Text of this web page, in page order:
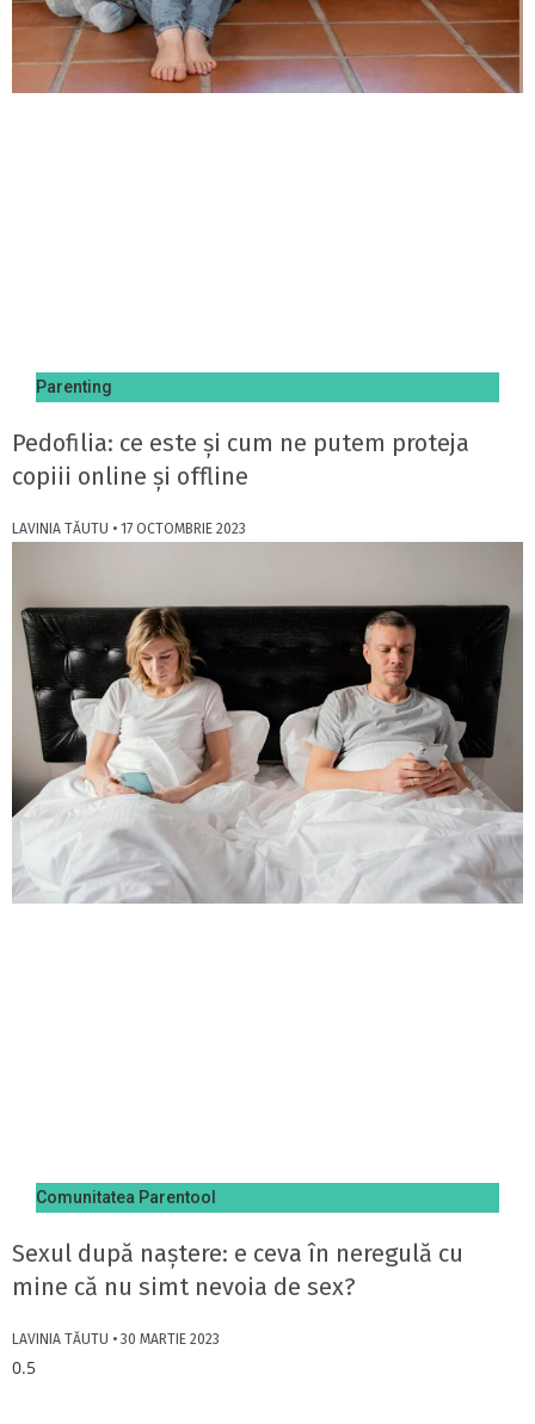
Parenting
Pedofilia: ce este și cum ne putem proteja
copiii online și offline
LAVINIA TĂUTU 17 OCTOMBRIE 2023
Comunitatea Parentool
Sexul după naștere: e ceva în neregulă cu
mine că nu simt nevoia de sex?
LAVINIA TĂUTU 30 MARTIE 2023